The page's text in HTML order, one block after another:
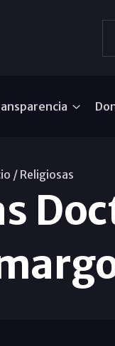
/Religiosas